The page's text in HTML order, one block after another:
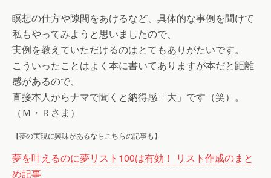
瞑想の仕方や隙間をあけるなど、具体的な事例を聞けて
私もやってみようと思いましたので、
実例を教えていただけるのはとてもありがたいです。
こういったことはよく本に書いてありますが本だと距離
感があるので、
直接本人からナマで聞くと納得感「大」です（笑）。
（Ｍ・Ｒさま）
【夢の実現に興味があるならこちらの記事も】
夢を叶えるのに夢リスト100は有効！ リスト作成のまと
め記事